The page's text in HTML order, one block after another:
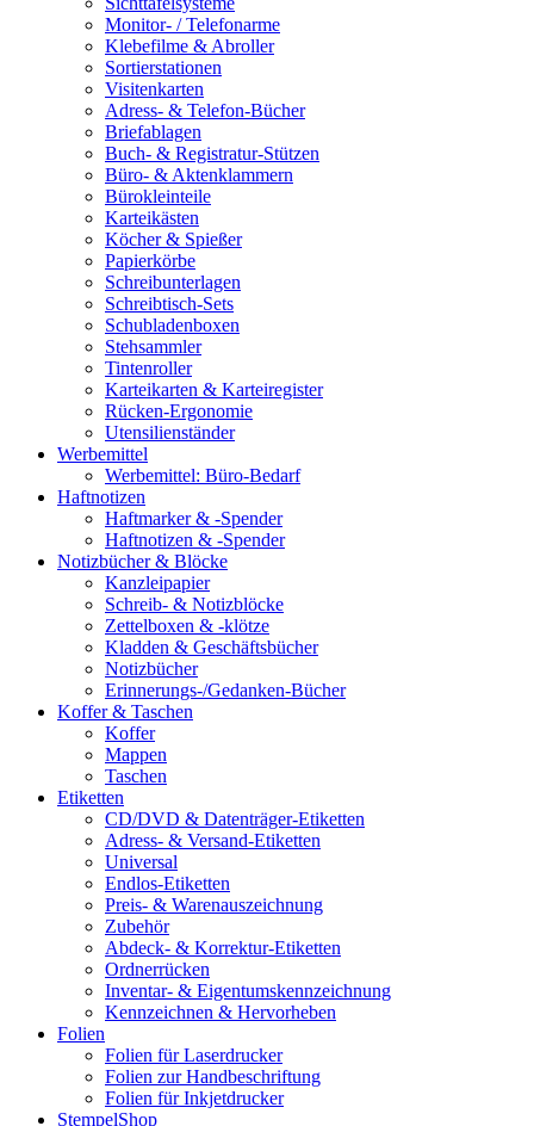
Monitor- / Telefonarme
Klebefilme & Abroller
Sortierstationen
Visitenkarten
Adress- & Telefon-Bücher
Briefablagen
Buch- & Registratur-Stützen
Büro- & Aktenklammern
Bürokleinteile
Karteikästen
Köcher & Spießer
Papierkörbe
Schreibunterlagen
Schreibtisch-Sets
Schubladenboxen
Stehsammler
Tintenroller
Karteikarten & Karteiregister
Rücken-Ergonomie
Utensilienständer
Werbemittel
Werbemittel: Büro-Bedarf
Haftnotizen
Haftmarker & -Spender
Haftnotizen & -Spender
Notizbücher & Blöcke
Kanzleipapier
Schreib- & Notizblöcke
Zettelboxen & -klötze
Kladden & Geschäftsbücher
Notizbücher
Erinnerungs-/Gedanken-Bücher
Koffer & Taschen
Koffer
Mappen
Taschen
Etiketten
CD/DVD & Datenträger-Etiketten
Adress- & Versand-Etiketten
Universal
Endlos-Etiketten
Preis- & Warenauszeichnung
Zubehör
Abdeck- & Korrektur-Etiketten
Ordnerrücken
Inventar- & Eigentumskennzeichnung
Kennzeichnen & Hervorheben
Folien
Folien für Laserdrucker
Folien zur Handbeschriftung
Folien für Inkjetdrucker
StempelShop